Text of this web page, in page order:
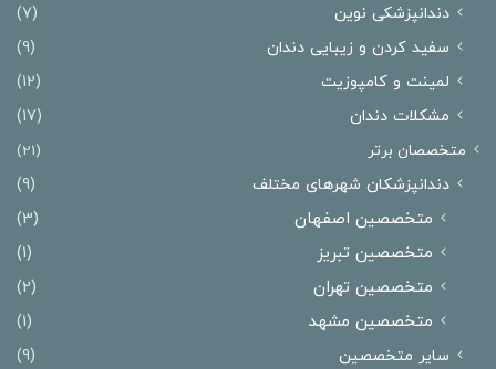
دندانپزشکی نوین
(7)
سفید کردن و زیبایی دندان
(9)
لمینت و کامپوزیت
(12)
مشکلات دندان
(17)
متخصصان برتر (21)
دندانپزشکان شهرهای مختلف
(9)
متخصصین اصفهان
(3)
متخصصین تبریز
(1)
متخصصین تهران
(2)
متخصصین مشهد
(1)
سایر متخصصین
(9)